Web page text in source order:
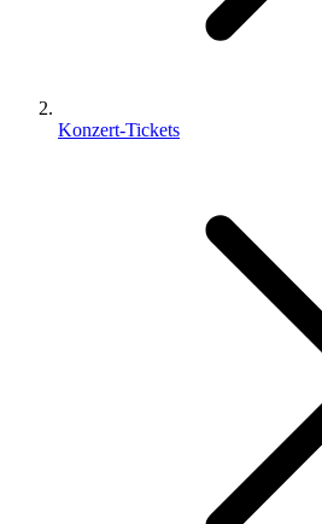
Konzert-Tickets